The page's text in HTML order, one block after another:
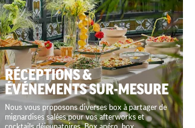
RÉCEPTIONS &
ÉVÉNEMENTS SUR-MESURE
Nous vous proposons diverses box à partager de
mignardises salées pour vos afterworks et